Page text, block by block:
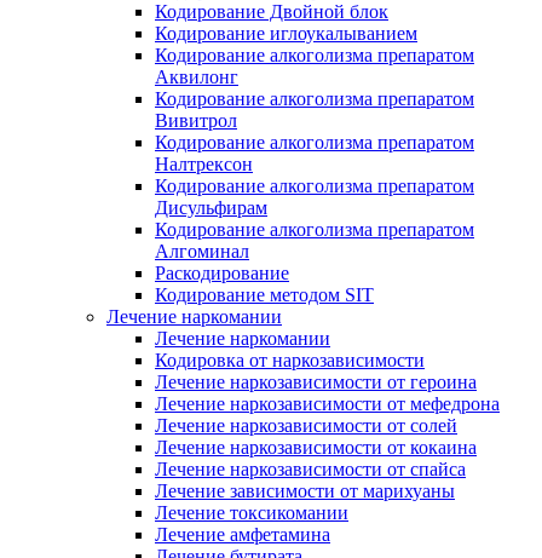
Кодирование Двойной блок
Кодирование иглоукалыванием
Кодирование алкоголизма препаратом
Аквилонг
Кодирование алкоголизма препаратом
Вивитрол
Кодирование алкоголизма препаратом
Налтрексон
Кодирование алкоголизма препаратом
Дисульфирам
Кодирование алкоголизма препаратом
Алгоминал
Раскодирование
Кодирование методом SIT
Лечение наркомании
Лечение наркомании
Кодировка от наркозависимости
Лечение наркозависимости от героина
Лечение наркозависимости от мефедрона
Лечение наркозависимости от солей
Лечение наркозависимости от кокаина
Лечение наркозависимости от спайса
Лечение зависимости от марихуаны
Лечение токсикомании
Лечение амфетамина